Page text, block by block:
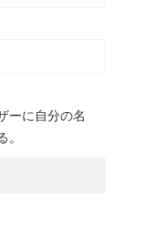
ーに自分の名